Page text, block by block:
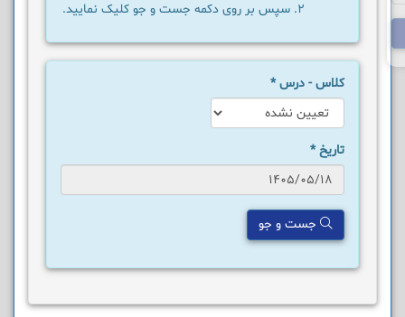
سپس بر روی دکمه جست و جو کلیک نمایید.
کلاس - درس*
تاریخ*
جست و جو